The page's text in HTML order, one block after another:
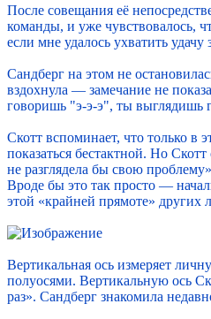
После совещания её
команды, и уже чувствовалось,
если мне удалось ухватить
Сандберг на этом не
вздохнула — замечание не
говоришь "э-э-э", ты выглядишь
Скотт вспоминает, что только в
показаться бестактной. Но
не разглядела бы свою
Вроде бы это так просто —
этой «крайней прямоте» других
Вертикальная ось измеряет
полуосями. Вертикальную ось
раз». Сандберг знакомила